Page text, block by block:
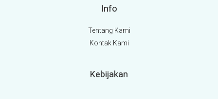
Info
Tentang Kami
Kontak Kami
Kebijakan